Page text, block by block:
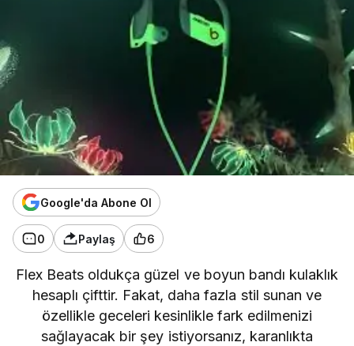
Google'da Abone Ol
0 Paylaş 6
Flex Beats oldukça güzel ve boyun bandı kulaklık
hesaplı çifttir. Fakat, daha fazla stil sunan ve
özellikle geceleri kesinlikle fark edilmenizi
sağlayacak bir şey istiyorsanız, karanlıkta